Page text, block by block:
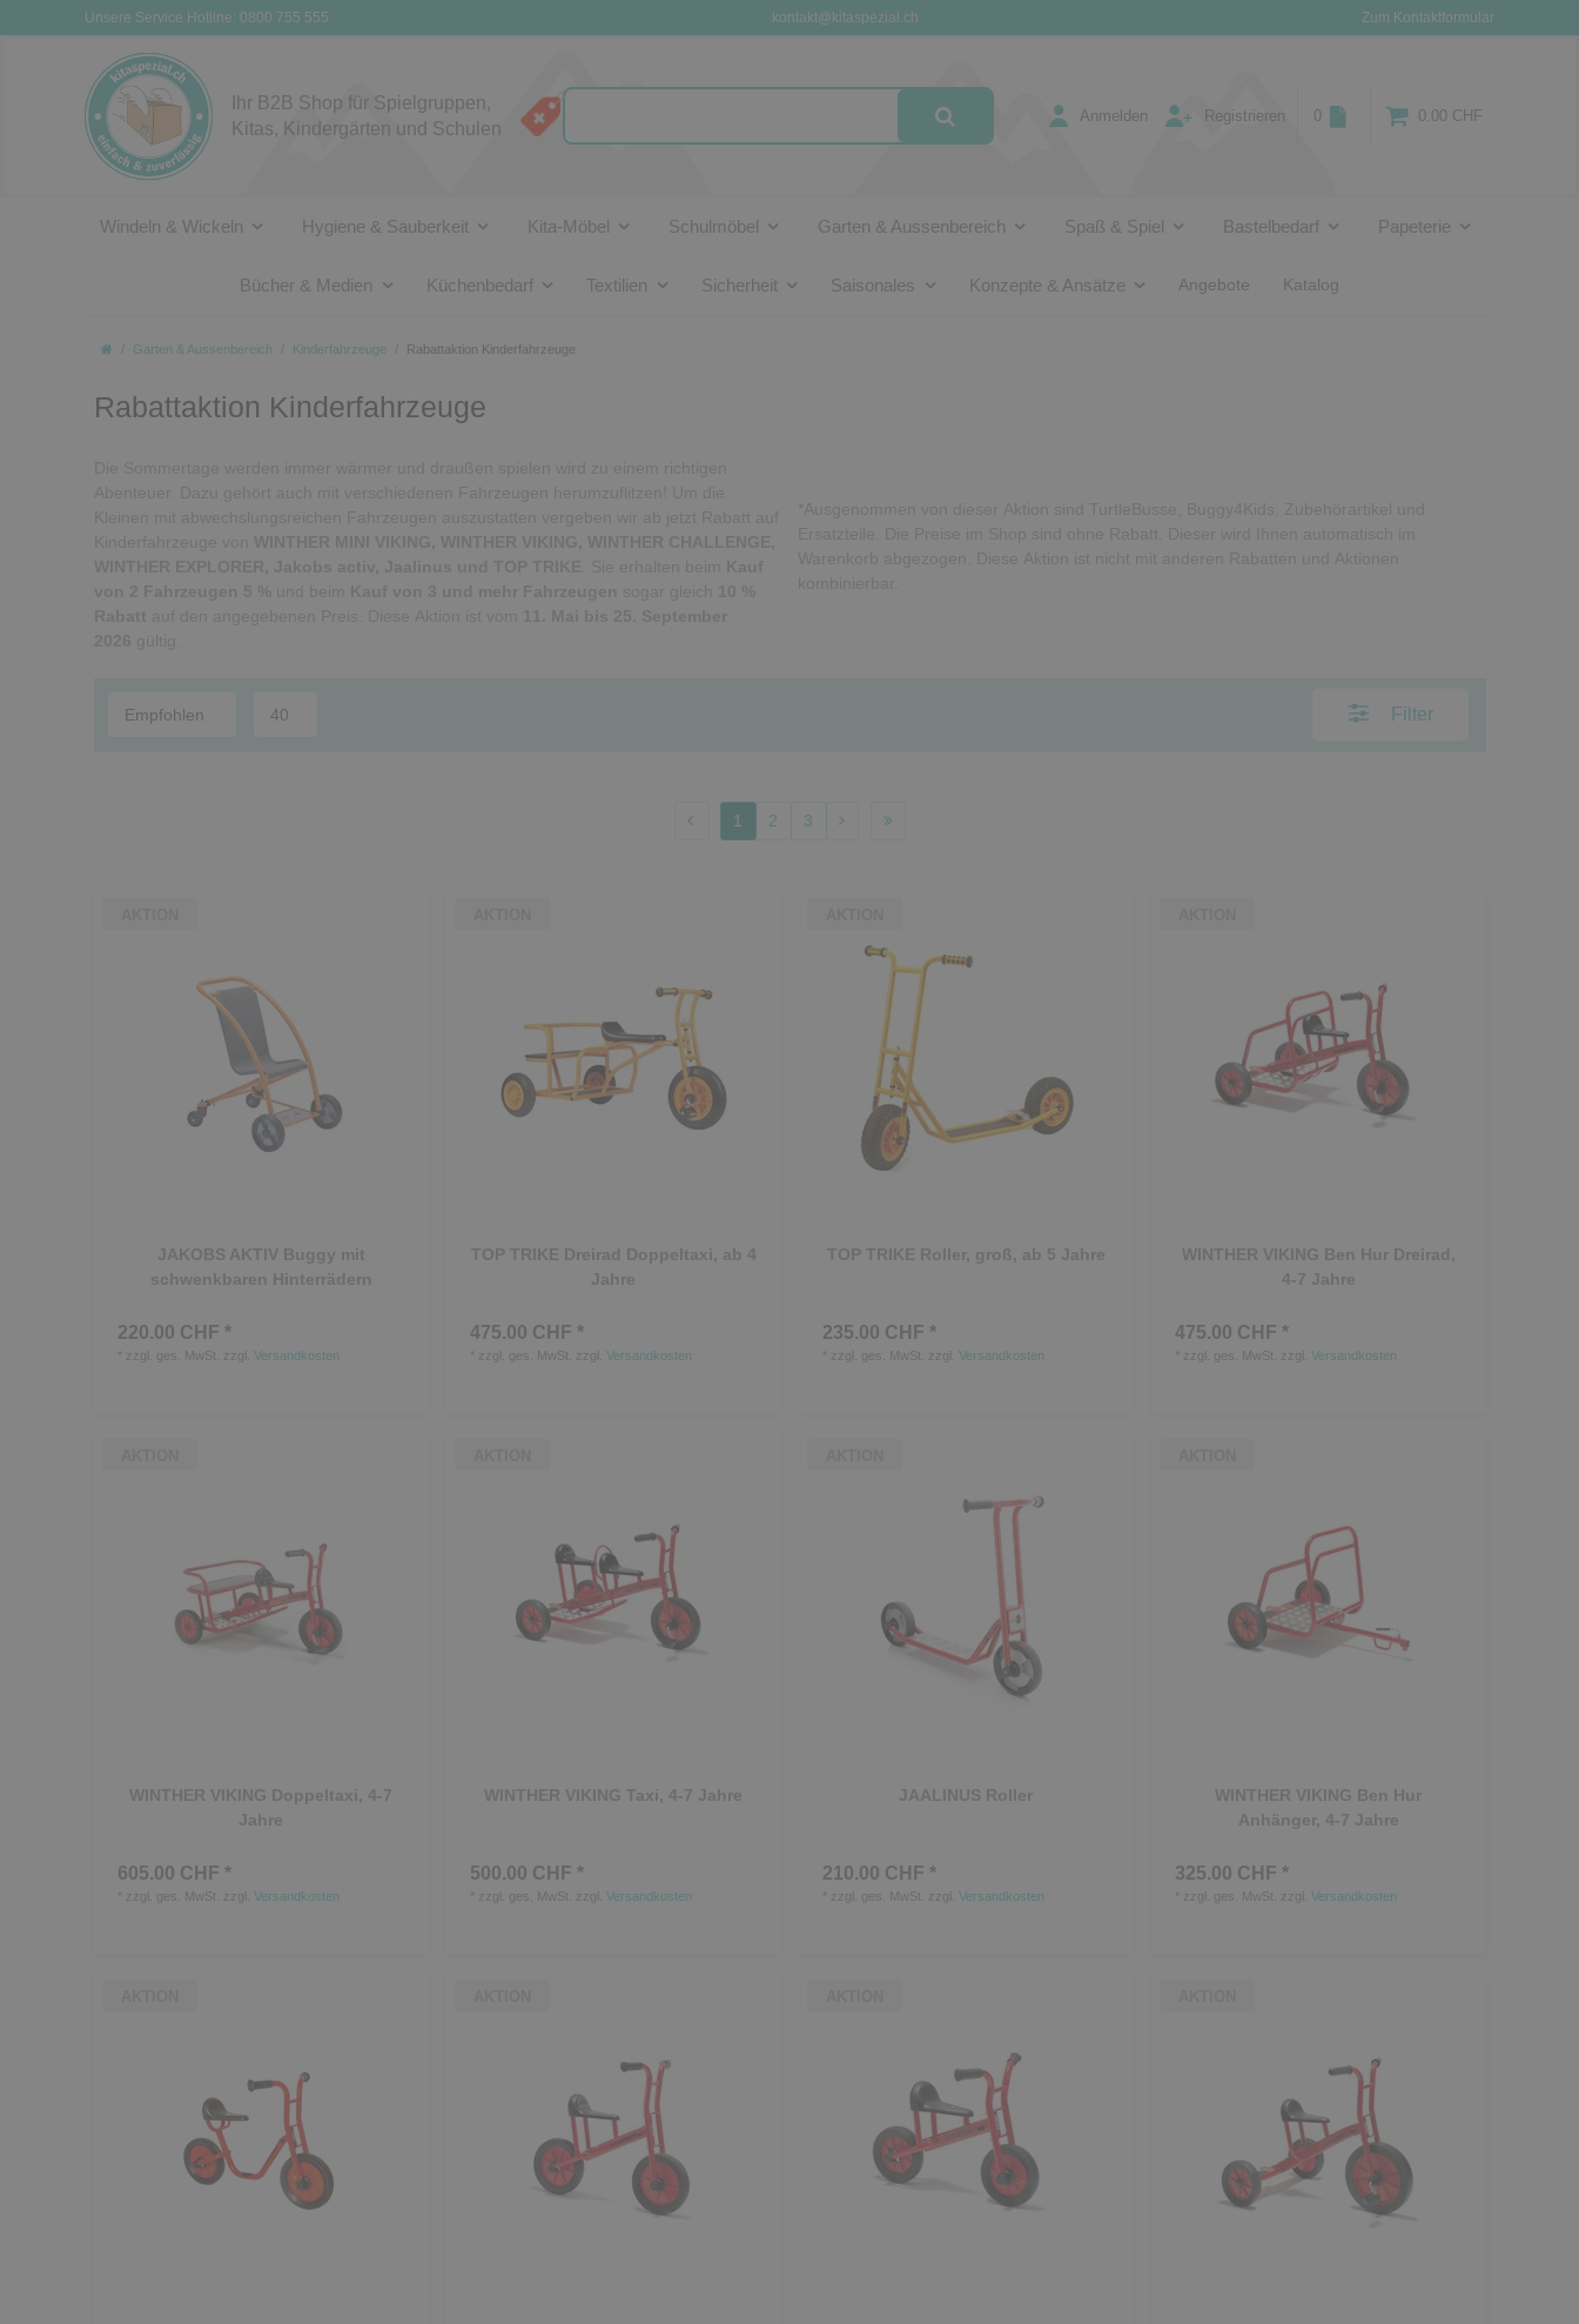
Unsere Service Hotline: 0800 755 555 kontakt@kitaspezial.ch Zum Kontaktformular
Ihr B2B Shop für Spielgruppen,
Kitas, Kindergärten und Schulen
Anmelden Registrieren 0 0.00 CHF
Windeln & Wickeln Hygiene & Sauberkeit Kita-Möbel Schulmöbel Garten & Aussenbereich Spaß & Spiel Bastelbedarf Papeterie
Bücher & Medien Küchenbedarf Textilien Sicherheit Saisonales Konzepte & Ansätze Angebote Katalog
Garten & Aussenbereich Kinderfahrzeuge Rabattaktion Kinderfahrzeuge
Rabattaktion Kinderfahrzeuge
Filter
1 2 3
JAKOBS AKTIV Buggy mit
schwenkbaren Hinterrädern
220.00 CHF *
zzgl. ges. MwSt. zzgl. Versandkosten
TOP TRIKE Dreirad Doppeltaxi, ab 4
Jahre
475.00 CHF *
zzgl. ges. MwSt. zzgl. Versandkosten
TOP TRIKE Roller, groß, ab 5 Jahre
235.00 CHF *
zzgl. ges. MwSt. zzgl. Versandkosten
WINTHER VIKING Ben Hur Dreirad,
4-7 Jahre
475.00 CHF *
zzgl. ges. MwSt. zzgl. Versandkosten
WINTHER VIKING Doppeltaxi, 4-7
Jahre
605.00 CHF *
zzgl. ges. MwSt. zzgl. Versandkosten
WINTHER VIKING Taxi, 4-7 Jahre
500.00 CHF *
zzgl. ges. MwSt. zzgl. Versandkosten
JAALINUS Roller
210.00 CHF *
zzgl. ges. MwSt. zzgl. Versandkosten
WINTHER VIKING Ben Hur
Anhänger, 4-7 Jahre
325.00 CHF *
zzgl. ges. MwSt. zzgl. Versandkosten